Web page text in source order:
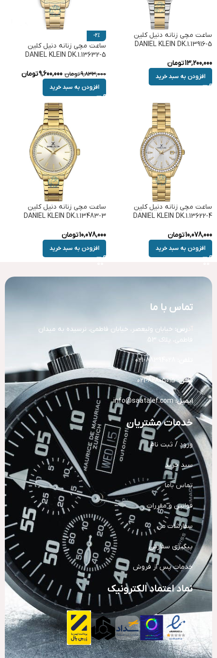
ساعت مچی زنانه دنیل کلین
DANIEL KLEIN DK.1.13916-5
13,200,000تومان
افزودن به سبد خرید
-2%
ساعت مچی زنانه دنیل کلین
DANIEL KLEIN DK.1.13632-5
9,833,000تومان 9,600,000تومان
افزودن به سبد خرید
ساعت مچی زنانه دنیل کلین
DANIEL KLEIN DK.1.13622-4
10,078,000تومان
افزودن به سبد خرید
ساعت مچی زنانه دنیل کلین
DANIEL KLEIN DK.1.13483-3
10,078,000تومان
افزودن به سبد خرید
تماس با ما
رس: خیابان ولیعصر، خیابان فاطمی، نرسیده به میدان
فاطمی، پلاک 53
تلفن:82805015-021
ایمیل: info@saatalef.com
خدمات مشتریان
ورود / ثبت نام
سبد خرید
تماس باما
قوانین و مقررات
سفارشات من
پیگیری سفارش
خدمات پس از فروش
نماد اعتماد الکترونیک